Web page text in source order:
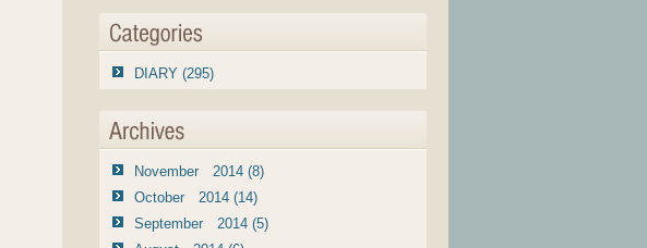
DIARY (295)
November 2014 (8)
October 2014 (14)
September 2014 (5)